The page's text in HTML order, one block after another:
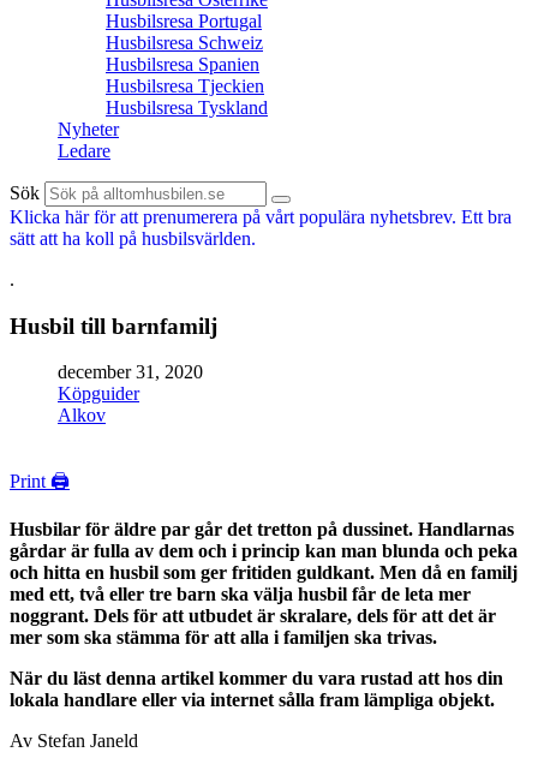
Husbilsresa Portugal
Husbilsresa Schweiz
Husbilsresa Spanien
Husbilsresa Tjeckien
Husbilsresa Tyskland
Nyheter
Ledare
Sök
Klicka här för att prenumerera på vårt populära nyhetsbrev. Ett bra
sätt att ha koll på husbilsvärlden.
.
Husbil till barnfamilj
december 31, 2020
Köpguider
Alkov
Print 🖨
Husbilar för äldre par går det tretton på dussinet. Handlarnas
gårdar är fulla av dem och i princip kan man blunda och peka
och hitta en husbil som ger fritiden guldkant. Men då en familj
med ett, två eller tre barn ska välja husbil får de leta mer
noggrant. Dels för att utbudet är skralare, dels för att det är
mer som ska stämma för att alla i familjen ska trivas.
När du läst denna artikel kommer du vara rustad att hos din
lokala handlare eller via internet sålla fram lämpliga objekt.
Av Stefan Janeld